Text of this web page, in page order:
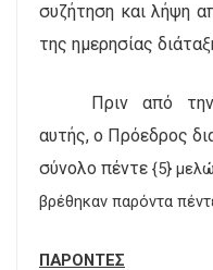
συζήτηση και λήψη
της ημερησίας
Πριν από
αυτής, ο Πρόεδρος
σύνολο πέντε {5}
βρέθηκαν παρόντα
ΠΑΡΟΝΤΕΣ